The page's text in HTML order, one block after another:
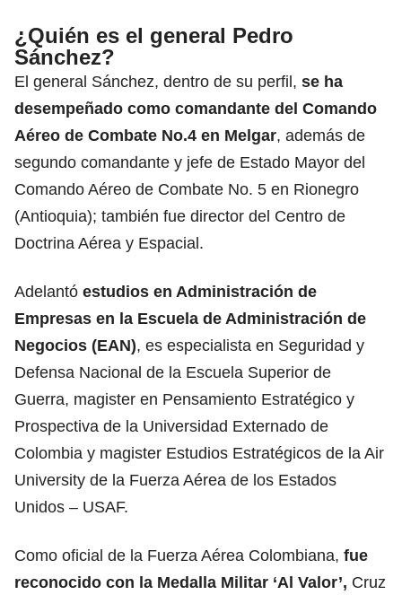
¿Quién es el general Pedro
Sánchez?
El general Sánchez, dentro de su perfil, se ha
desempeñado como comandante del Comando
Aéreo de Combate No.4 en Melgar, además de
segundo comandante y jefe de Estado Mayor del
Comando Aéreo de Combate No. 5 en Rionegro
(Antioquia); también fue director del Centro de
Doctrina Aérea y Espacial.
Adelantó estudios en Administración de
Empresas en la Escuela de Administración de
Negocios (EAN), es especialista en Seguridad y
Defensa Nacional de la Escuela Superior de
Guerra, magister en Pensamiento Estratégico y
Prospectiva de la Universidad Externado de
Colombia y magister Estudios Estratégicos de la Air
University de la Fuerza Aérea de los Estados
Unidos – USAF.
Como oficial de la Fuerza Aérea Colombiana, fue
reconocido con la Medalla Militar ‘Al Valor’, Cruz